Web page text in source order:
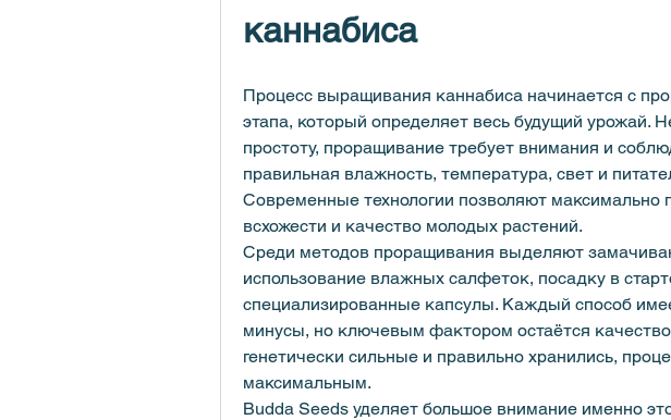
каннабиса
Процесс выращивания каннабиса начинается с
этапа, который определяет весь будущий урожай.
простоту, проращивание требует внимания и
правильная влажность, температура, свет и
Современные технологии позволяют максимально
всхожести и качество молодых растений.
Среди методов проращивания выделяют
использование влажных салфеток, посадку в
специализированные капсулы. Каждый способ
минусы, но ключевым фактором остаётся
генетически сильные и правильно хранились,
максимальным.
Budda Seeds уделяет большое внимание именно